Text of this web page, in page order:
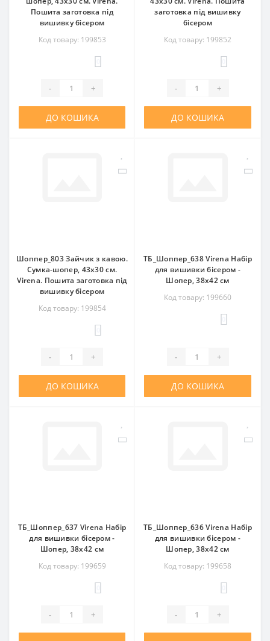
Пошита заготовка під
вишивку бісером
Код товару: 199853
- +
ДО КОШИКА
заготовка під вишивку
бісером
Код товару: 199852
- +
ДО КОШИКА
Шоппер_803 Зайчик з кавою.
Сумка-шопер, 43х30 см.
Virena. Пошита заготовка під
вишивку бісером
Код товару: 199854
- +
ДО КОШИКА
ТБ_Шоппер_638 Virena Набір
для вишивки бісером -
Шопер, 38х42 см
Код товару: 199660
- +
ДО КОШИКА
ТБ_Шоппер_637 Virena Набір
для вишивки бісером -
Шопер, 38х42 см
Код товару: 199659
- +
ТБ_Шоппер_636 Virena Набір
для вишивки бісером -
Шопер, 38х42 см
Код товару: 199658
- +